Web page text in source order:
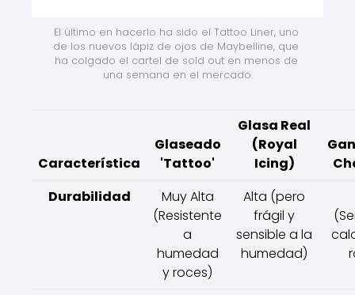
El último en hacerlo ha sido el Tattoo Liner, uno
de los nuevos lápiz de ojos de Maybelline, que
ha colgado el cartel de sold out en menos de
una semana en el mercado.
Característica
Glaseado
'Tattoo'
Glasa Real
(Royal
Icing)
Durabilidad
Muy Alta
(Resistente
a
humedad
y roces)
Alta (pero
frágil y
sensible a la
humedad)